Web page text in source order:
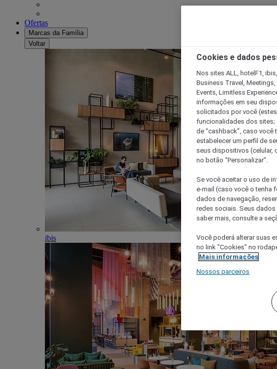
Ofertas
Marcas da Família
Voltar
ibis
Cookies e dados
Nos sites ALL, hotelF1,
Business Travel,
Events, Limitless
informações em seu
solicitados por você
funcionalidades dos sites;
de “cashback”, caso você
estabelecer um perfil de
seus dispositivos (celular,
no botão “Personalizar”.
Se você aceitar o uso de
e-mail (caso você o tenha
dados de navegação,
redes sociais. Seus
saber mais, consulte a
Você poderá alterar suas
no link "Cookies" no
Mais informações
Nossos parceiros